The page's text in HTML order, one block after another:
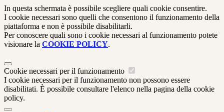
In questa schermata è possibile scegliere quali cookie consentire.
I cookie necessari sono quelli che consentono il funzionamento della
piattaforma e non è possibile disabilitarli.
Per conoscere quali sono i cookie necessari al funzionamento potete
visionare la COOKIE POLICY.
Cookie necessari per il funzionamento
I cookie necessari per il funzionamento non possono essere
disabilitati. È possibile consultare l'elenco nella pagina della cookie
policy.